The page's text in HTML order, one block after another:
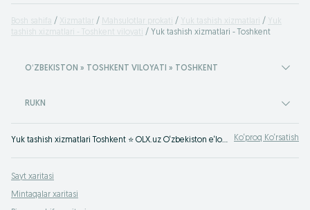
Bosh sahifa Xizmatlar Mahsulotlar prokati Yuk tashish xizmatlari
Yuk
tashish xizmatlari - Toshkent viloyati
Yuk tashish xizmatlari - Toshkent
OʻZBEKISTON » TOSHKENT VILOYATI » TOSHKENT
RUKN
Yuk tashish xizmatlari Toshkent ⭐ OLX.uz O‘zbekiston e‘lonlar taxtasida tez va oson xizmatni topish yoki ko‘rsatish mumkin ✔️ Eng yaxshi xizmatni OLX.uzda toping! Ko‘proq Ko‘rsatish
Sayt xaritasi
Mintaqalar xaritasi